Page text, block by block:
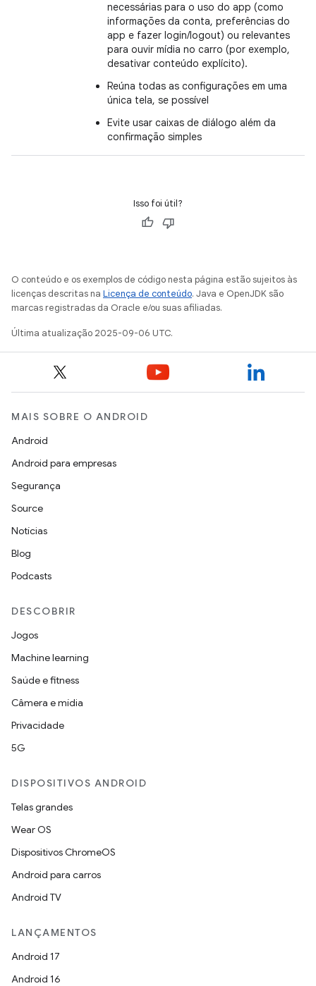
necessárias para o uso do app (como
informações da conta, preferências do
app e fazer login/logout) ou relevantes
para ouvir mídia no carro (por exemplo,
desativar conteúdo explícito).
Reúna todas as configurações em uma
única tela, se possível
Evite usar caixas de diálogo além da
confirmação simples
Isso foi útil?
O conteúdo e os exemplos de código nesta página estão sujeitos às
licenças descritas na Licença de conteúdo. Java e OpenJDK são
marcas registradas da Oracle e/ou suas afiliadas.
Última atualização 2025-09-06 UTC.
MAIS SOBRE O ANDROID
Android
Android para empresas
Segurança
Source
Notícias
Blog
Podcasts
DESCOBRIR
Jogos
Machine learning
Saúde e fitness
Câmera e mídia
Privacidade
5G
DISPOSITIVOS ANDROID
Telas grandes
Wear OS
Dispositivos ChromeOS
Android para carros
Android TV
LANÇAMENTOS
Android 17
Android 16